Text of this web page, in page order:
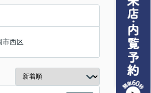
市西区